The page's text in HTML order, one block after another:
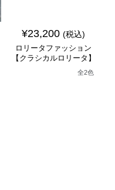
¥23,200 (税込)
ロリータファッション
【クラシカルロリータ】
シャーリングレースフリ
ルシフォンスカートドレ
全2色